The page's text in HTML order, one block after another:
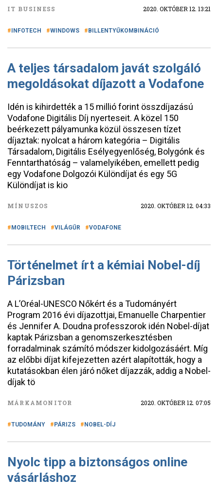
IT BUSINESS 2020. OKTÓBER 12. 13:21
INFOTECH WINDOWS BILLENTYŰKOMBINÁCIÓ
A teljes társadalom javát szolgáló
megoldásokat díjazott a Vodafone
Idén is kihirdették a 15 millió forint összdíjazású
Vodafone Digitális Díj nyerteseit. A közel 150
beérkezett pályamunka közül összesen tízet
díjaztak: nyolcat a három kategória – Digitális
Társadalom, Digitális Esélyegyenlőség, Bolygónk és
Fenntarthatóság – valamelyikében, emellett pedig
egy Vodafone Dolgozói Különdíjat és egy 5G
Különdíjat is kio
MÍNUSZOS 2020. OKTÓBER 12. 04:33
MOBILTECH VILÁGŰR VODAFONE
Történelmet írt a kémiai Nobel-díj
Párizsban
A L’Oréal-UNESCO Nőkért és a Tudományért
Program 2016 évi díjazottjai, Emanuelle Charpentier
és Jennifer A. Doudna professzorok idén Nobel-díjat
kaptak Párizsban a genomszerkesztésben
forradalminak számító módszer kidolgozásáért. Míg
az előbbi díjat kifejezetten azért alapították, hogy a
kutatásokban élen járó nőket díjazzák, addig a Nobel-
díjak tö
MÁRKAMONITOR 2020. OKTÓBER 12. 07:05
TUDOMÁNY PÁRIZS NOBEL-DÍJ
Nyolc tipp a biztonságos online
vásárláshoz